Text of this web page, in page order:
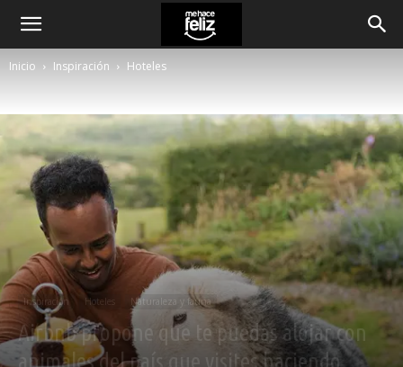
Inicio Inspiración Hoteles
Inspiración Hoteles Naturaleza y fauna
Airbnb propone que te puedas alojar con
animales del país que visites haciendo